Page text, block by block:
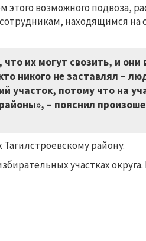
возможного подвоза,
находящимся на
их могут свозить, и они
никого не заставлял –
участок, потому что на
– пояснил
району.
участках